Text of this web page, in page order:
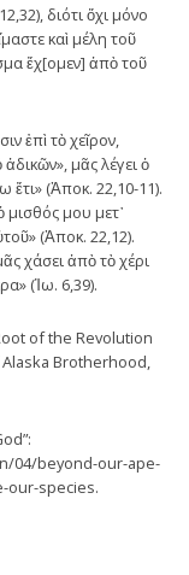
διότι ὄχι μόνο
καὶ μέλη τοῦ
ἔχ[ομεν] ἀπὸ τοῦ
ἐπὶ τὸ χεῖρον,
ἀδικῶν», μᾶς λέγει ὁ
ἔτι» (Ἀποκ. 22,10-11).
μισθός μου μετ᾿
(Ἀποκ. 22,12).
χάσει ἀπὸ τὸ χέρι
(Ἰω. 6,39).
of the Revolution
Brotherhood,
04/beyond-our-ape-
our-species.